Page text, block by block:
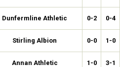
Dunfermline Athletic 0-2 0-4
Stirling Albion 0-0 1-0
Annan Athletic 1-0 3-1